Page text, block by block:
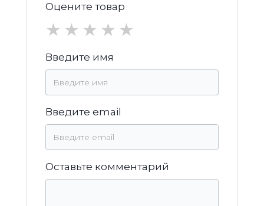
Оцените товар
★
★
★
★
★
Введите имя
Введите email
Оставьте комментарий